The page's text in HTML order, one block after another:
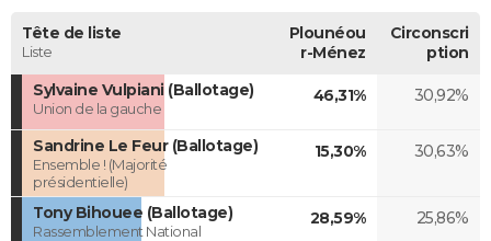
Tête de liste
Liste
Plounéou
r-Ménez
Circonscri
ption
Sylvaine Vulpiani (Ballotage)
Union de la gauche
46,31% 30,92%
Sandrine Le Feur (Ballotage)
Ensemble ! (Majorité
présidentielle)
15,30% 30,63%
Tony Bihouee (Ballotage)
Rassemblement National
28,59% 25,86%